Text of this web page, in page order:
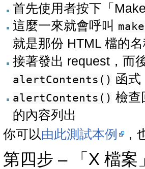
首先使用者按下「
這麼一來就會呼叫
就是那份 HTML 檔的
接著發出 request，而
alertContents() 函式
alertContents() 檢查
的內容列出
你可以由此測試本例 ，
第四步 – 「X 檔案